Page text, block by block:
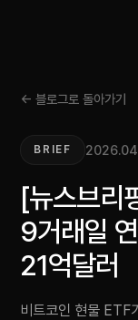
← 블로그로 돌아가기
BRIEF 2026.04
[뉴스브리
9거래일
21억달러
비트코인 현물 ETF